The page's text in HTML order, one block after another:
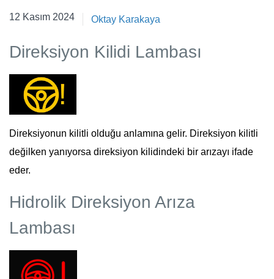
6 Kasım 2024
12 Kasım 2024 Oktay Karakaya
Direksiyon Kilidi Lambası
Direksiyonun kilitli olduğu anlamına gelir. Direksiyon kilitli
değilken yanıyorsa direksiyon kilidindeki bir arızayı ifade
eder.
Hidrolik Direksiyon Arıza
Lambası